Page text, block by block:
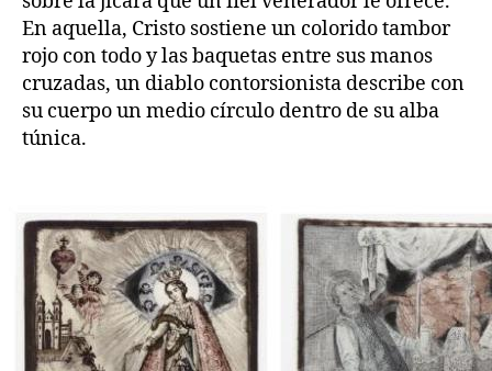
En aquella, Cristo sostiene un colorido tambor
rojo con todo y las baquetas entre sus manos
cruzadas, un diablo contorsionista describe con
su cuerpo un medio círculo dentro de su alba
túnica.